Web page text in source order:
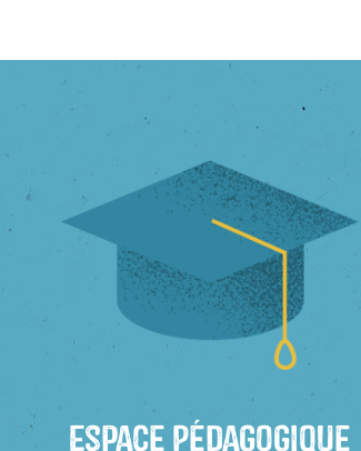
Espace Pédagogique